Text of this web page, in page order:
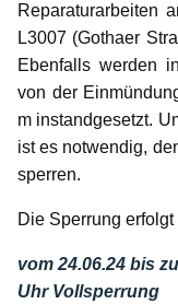
Reparaturarbeiten
L3007 (Gothaer
Ebenfalls werden
von der
m instandgesetzt.
ist es notwendig,
sperren.
Die Sperrung
vom 24.06.24 bis
Uhr Vollsperrung